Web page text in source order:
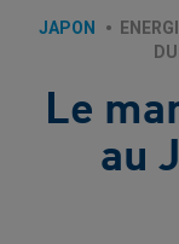
JAPON
Le
au